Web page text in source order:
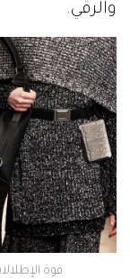
والرقي.
قوة